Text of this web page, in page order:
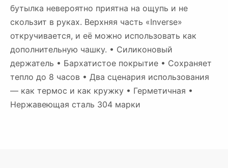
бутылка невероятно приятна на ощупь и не
скользит в руках. Верхняя часть «Inverse»
откручивается, и её можно использовать как
дополнительную чашку. • Силиконовый
держатель • Бархатистое покрытие • Сохраняет
тепло до 8 часов • Два сценария использования
— как термос и как кружку • Герметичная •
Нержавеющая сталь 304 марки